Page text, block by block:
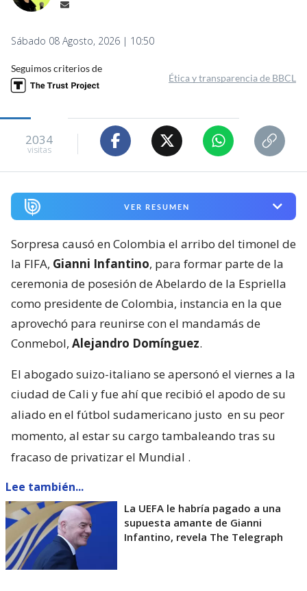
Sábado 08 Agosto, 2026 | 10:50
Seguimos criterios de
Ética y transparencia de BBCL
2034
visitas
VER RESUMEN
Sorpresa causó en Colombia el arribo del timonel de
la FIFA, Gianni Infantino, para formar parte de la
ceremonia de posesión de Abelardo de la Espriella
como presidente de Colombia, instancia en la que
aprovechó para reunirse con el mandamás de
Conmebol, Alejandro Domínguez.
El abogado suizo-italiano se apersonó el viernes a la
ciudad de Cali y fue ahí que recibió el apodo de su
aliado en el fútbol sudamericano justo en su peor
momento, al estar su cargo tambaleando tras su
fracaso de privatizar el Mundial .
Lee también...
La UEFA le habría pagado a una
supuesta amante de Gianni
Infantino, revela The Telegraph